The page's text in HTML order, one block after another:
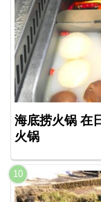
海底捞火锅 在
火锅